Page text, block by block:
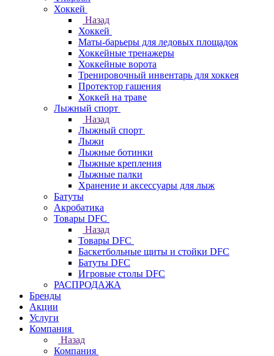
Хоккей
Назад
Хоккей
Маты-барьеры для ледовых площадок
Хоккейные тренажеры
Хоккейные ворота
Тренировочный инвентарь для хоккея
Протектор гашения
Хоккей на траве
Лыжный спорт
Назад
Лыжный спорт
Лыжи
Лыжные ботинки
Лыжные крепления
Лыжные палки
Хранение и аксессуары для лыж
Батуты
Акробатика
Товары DFC
Назад
Товары DFC
Баскетбольные щиты и стойки DFC
Батуты DFC
Игровые столы DFC
РАСПРОДАЖА
Бренды
Акции
Услуги
Компания
Назад
Компания